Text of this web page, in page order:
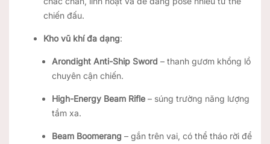
chiến đấu.
Kho vũ khí đa dạng:
Arondight Anti-Ship Sword – thanh gươm khổng lồ
chuyên cận chiến.
High-Energy Beam Rifle – súng trường năng lượng
tầm xa.
Beam Boomerang – gắn trên vai, có thể tháo rời để